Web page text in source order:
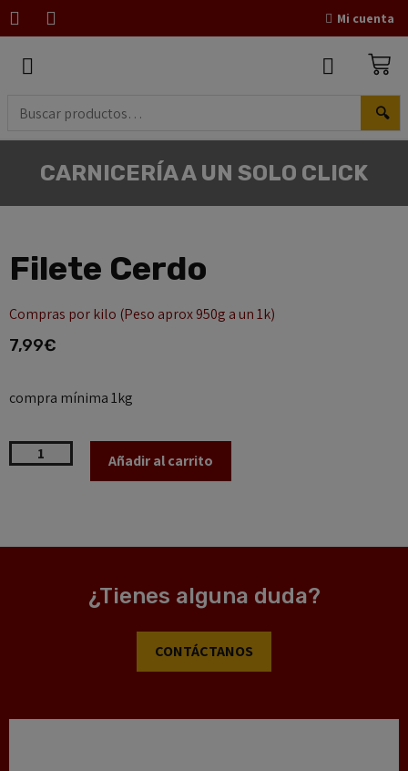
Mi cuenta
🔍
CARNICERÍA A UN SOLO CLICK
Filete Cerdo
Compras por kilo (Peso aprox 950g a un 1k)
7,99€
compra mínima 1kg
Añadir al carrito
¿Tienes alguna duda?
CONTÁCTANOS